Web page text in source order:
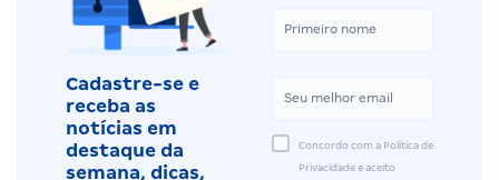
Cadastre-se e
receba as
notícias em
destaque da
semana, dicas,
Concordo com a Política de
Privacidade e aceito